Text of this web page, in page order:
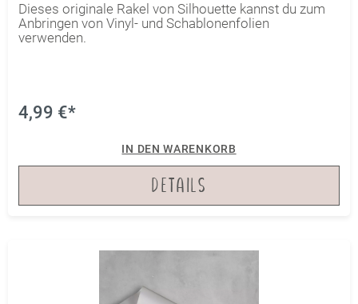
Dieses originale Rakel von Silhouette kannst du zum
Anbringen von Vinyl- und Schablonenfolien
verwenden.
4,99 €*
IN DEN WARENKORB
DETAILS